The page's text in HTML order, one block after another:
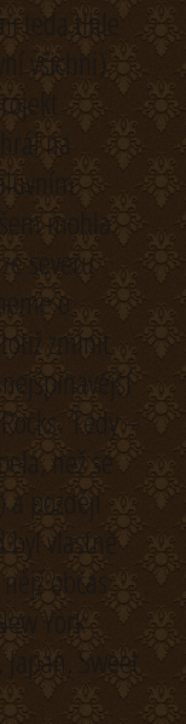
teda tihle
všichni)
na
mohla
severu
o
zmínit
Tedy –
než se
později
byl vlastně
občas
York
Sweet